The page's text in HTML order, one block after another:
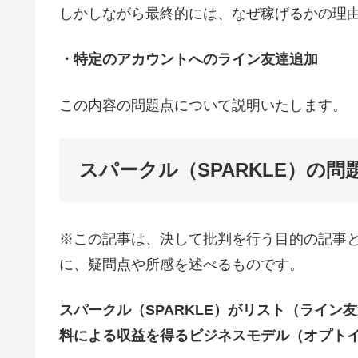
しかしながら最終的には、なぜ稼げるかの
・特定のアカウントへのライン友達追加
この内容の問題点について説明いたします。
スパークル（SPARKLE）の問
※この記事は、決して批判を行う目的の記事
に、疑問点や所感を述べるものです。
スパークル（SPARKLE）がリスト（ライン
料による収益を得るビジネスモデル（オプト